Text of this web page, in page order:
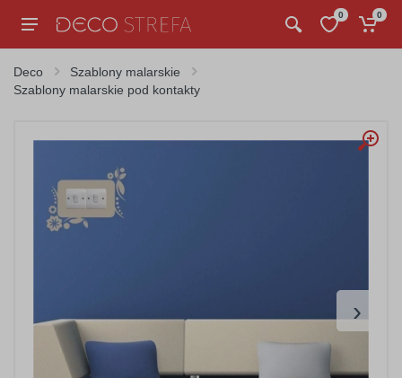
0 0
Deco
Szablony malarskie
Szablony malarskie pod kontakty
›